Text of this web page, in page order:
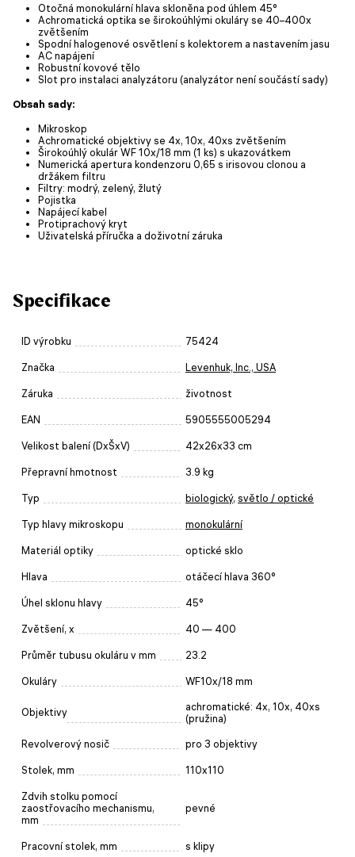
Otočná monokulární hlava skloněna pod úhlem 45°
Achromatická optika se širokoúhlými okuláry se 40–400x
zvětšením
Spodní halogenové osvětlení s kolektorem a nastavením jasu
AC napájení
Robustní kovové tělo
Slot pro instalaci analyzátoru (analyzátor není součástí sady)
Obsah sady:
Mikroskop
Achromatické objektivy se 4x, 10x, 40xs zvětšením
Širokoúhlý okulár WF 10x/18 mm (1 ks) s ukazovátkem
Numerická apertura kondenzoru 0,65 s irisovou clonou a
držákem filtru
Filtry: modrý, zelený, žlutý
Pojistka
Napájecí kabel
Protiprachový kryt
Uživatelská příručka a doživotní záruka
Specifikace
ID výrobku 75424
Značka Levenhuk, Inc., USA
Záruka životnost
EAN 5905555005294
Velikost balení (DxŠxV) 42x26x33 cm
Přepravní hmotnost 3.9 kg
Typ biologický, světlo / optické
Typ hlavy mikroskopu monokulární
Materiál optiky optické sklo
Hlava otáčecí hlava 360°
Úhel sklonu hlavy 45°
Zvětšení, x 40 — 400
Průměr tubusu okuláru v mm 23.2
Okuláry WF10x/18 mm
Objektivy
achromatické: 4x, 10x, 40xs
(pružina)
Revolverový nosič pro 3 objektivy
Stolek, mm 110x110
Zdvih stolku pomocí
zaostřovacího mechanismu,
mm
pevné
Pracovní stolek, mm s klipy